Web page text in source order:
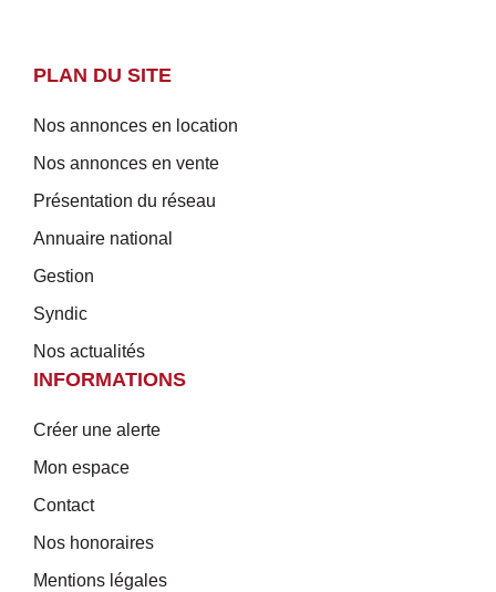
PLAN DU SITE
Nos annonces en location
Nos annonces en vente
Présentation du réseau
Annuaire national
Gestion
Syndic
Nos actualités
INFORMATIONS
Créer une alerte
Mon espace
Contact
Nos honoraires
Mentions légales